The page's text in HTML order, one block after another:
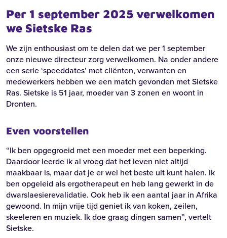
Per 1 september 2025 verwelkomen
we Sietske Ras
We zijn enthousiast om te delen dat we per 1 september
onze nieuwe directeur zorg verwelkomen. Na onder andere
een serie ‘speeddates’ met cliënten, verwanten en
medewerkers hebben we een match gevonden met Sietske
Ras. Sietske is 51 jaar, moeder van 3 zonen en woont in
Dronten.
Even voorstellen
“Ik ben opgegroeid met een moeder met een beperking.
Daardoor leerde ik al vroeg dat het leven niet altijd
maakbaar is, maar dat je er wel het beste uit kunt halen. Ik
ben opgeleid als ergotherapeut en heb lang gewerkt in de
dwarslaesierevalidatie. Ook heb ik een aantal jaar in Afrika
gewoond. In mijn vrije tijd geniet ik van koken, zeilen,
skeeleren en muziek. Ik doe graag dingen samen”, vertelt
Sietske.